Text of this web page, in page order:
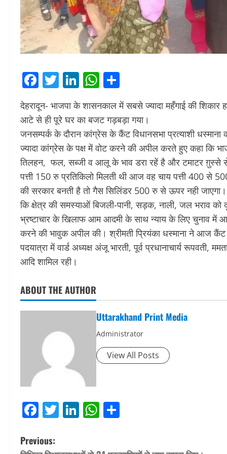
Facebook
Twitter
LinkedIn
WhatsApp
देहरादून- भाजपा के शासनकाल में सबसे ज्यादा महँगाई की
आटे से ही पूरे घर का बजट गड़बड़ा गया।
जनसम्पर्क के दौरान कांग्रेस के कैंट विधानसभा प्रत्याशी धस्माना
ज्यादा कांग्रेस के पक्ष में वोट करने की अपील करते हुए कहा कि
तिलहन, फल, सब्जी व आलू के भाव डरा रहें है और टमाटर ग़ुस्से से
पत्ती 150 रु प्रतिकिलो मिलती थी आज वह चाय पत्ती 400 से
की सरकार बनती है तो गैस सिलिंडर 500 रु से ऊपर नही
कि क्षेत्र की समस्याओं बिजली-पानी, सड़क, नाली, जल भराव को
भ्रष्टाचार के खिलाफ आम आदमी के साथ न्याय के लिए चुनाव में आई
करने की भावुक अपील की। श्रीमती प्रियंका धस्माना ने आज कैंट
पदयात्रा में वार्ड अध्यक्ष अंजू भारती, पूर्व प्रधानाचार्य रूपवती,
आदि शामिल रही।
ABOUT THE AUTHOR
Uttarakhand Print Media
Administrator
View All Posts
Facebook
Twitter
LinkedIn
WhatsApp
P
Previous: